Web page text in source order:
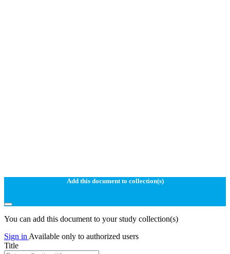
Add this document to collection(s)
You can add this document to your study collection(s)
Sign in Available only to authorized users
Title